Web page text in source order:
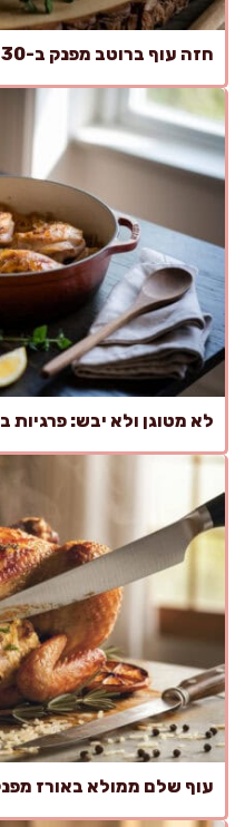
חזה עוף ברוטב מפנק ב-30 דקות, בלי להתייבש
לא מטוגן ולא יבש:
עוף שלם ממולא באורז